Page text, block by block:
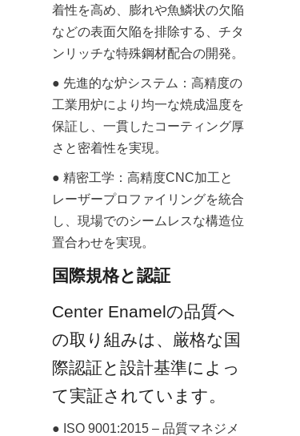
着性を高め、膨れや魚鱗状の欠陥
などの表面欠陥を排除する、チタ
ンリッチな特殊鋼材配合の開発。
● 先進的な炉システム：高精度の
工業用炉により均一な焼成温度を
保証し、一貫したコーティング厚
さと密着性を実現。
● 精密工学：高精度CNC加工と
レーザープロファイリングを統合
し、現場でのシームレスな構造位
置合わせを実現。
国際規格と認証
Center Enamelの品質へ
の取り組みは、厳格な国
際認証と設計基準によっ
て実証されています。
● ISO 9001:2015 – 品質マネジメ